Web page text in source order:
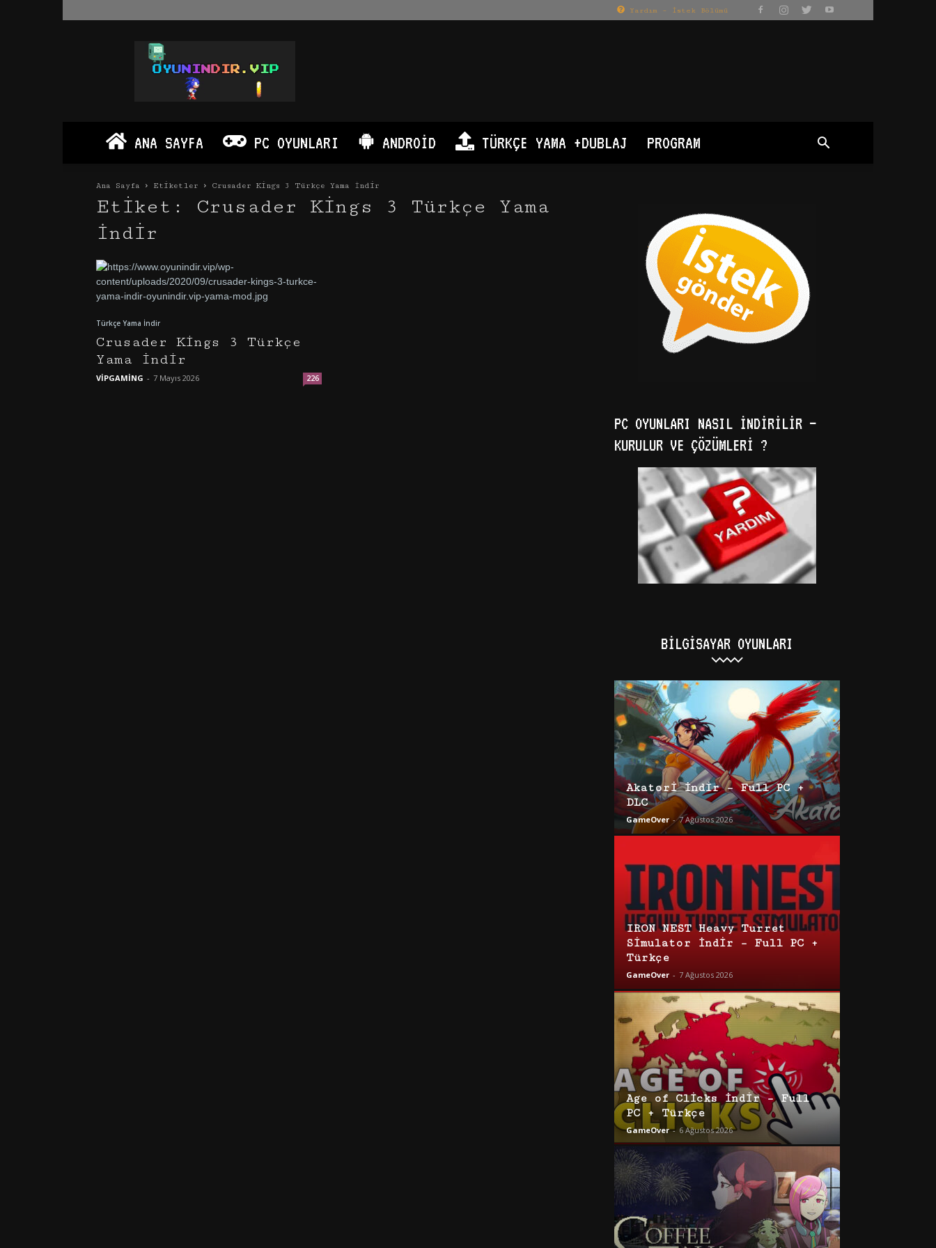
Yardım – İstek Bölümü
Oyun
İndir
PC
Android
Apk
ANA SAYFA PC OYUNLARI ANDROID TÜRKÇE YAMA +DUBLAJ PROGRAM
Ana Sayfa Etiketler Crusader Kings 3 Türkçe Yama İndir
Etiket: Crusader Kings 3 Türkçe Yama
İndir
Türkçe Yama İndir
Crusader Kings 3 Türkçe
Yama İndir
VİPGAMİNG - 7 Mayıs 2026 226
PC OYUNLARI NASIL İNDIRILIR –
KURULUR VE ÇÖZÜMLERI ?
BILGISAYAR OYUNLARI
Akatori İndir – Full PC +
DLC
GameOver - 7 Ağustos 2026
IRON NEST Heavy Turret
Simulator İndir – Full PC +
Türkçe
GameOver - 7 Ağustos 2026
Age of Clicks İndir – Full
PC + Türkçe
GameOver - 6 Ağustos 2026